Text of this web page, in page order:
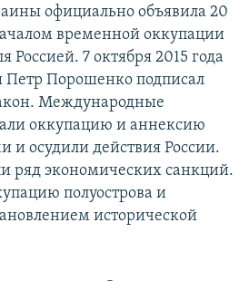
официально объявила 20
временной оккупации
Россией. 7 октября 2015 года
Порошенко подписал
Международные
оккупацию и аннексию
осудили действия России.
ряд экономических санкций.
полуострова и
исторической